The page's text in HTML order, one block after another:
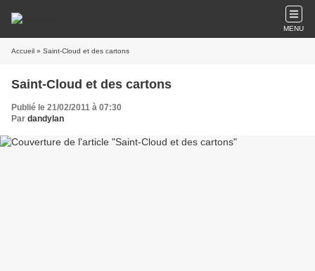
MENU
Accueil » Saint-Cloud et des cartons
Saint-Cloud et des cartons
Publié le 21/02/2011 à 07:30
Par dandylan